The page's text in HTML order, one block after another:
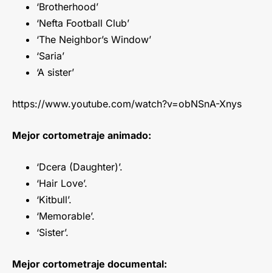
‘Brotherhood’
‘Nefta Football Club’
‘The Neighbor’s Window’
‘Saria’
‘A sister’
https://www.youtube.com/watch?v=obNSnA-Xnys
Mejor cortometraje animado:
‘Dcera (Daughter)’.
‘Hair Love’.
‘Kitbull’.
‘Memorable’.
‘Sister’.
Mejor cortometraje documental: